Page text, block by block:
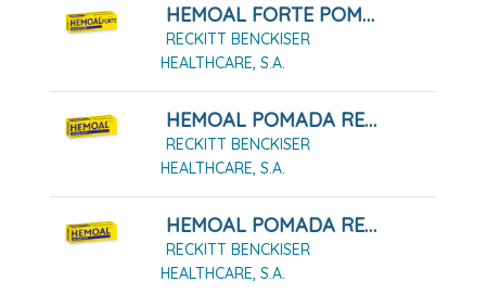
HEMOAL FORTE POMADA RECTAL 50 G
RECKITT BENCKISER
HEALTHCARE, S.A.
HEMOAL POMADA RECTAL 30G
RECKITT BENCKISER
HEALTHCARE, S.A.
HEMOAL POMADA RECTAL 50G
RECKITT BENCKISER
HEALTHCARE, S.A.